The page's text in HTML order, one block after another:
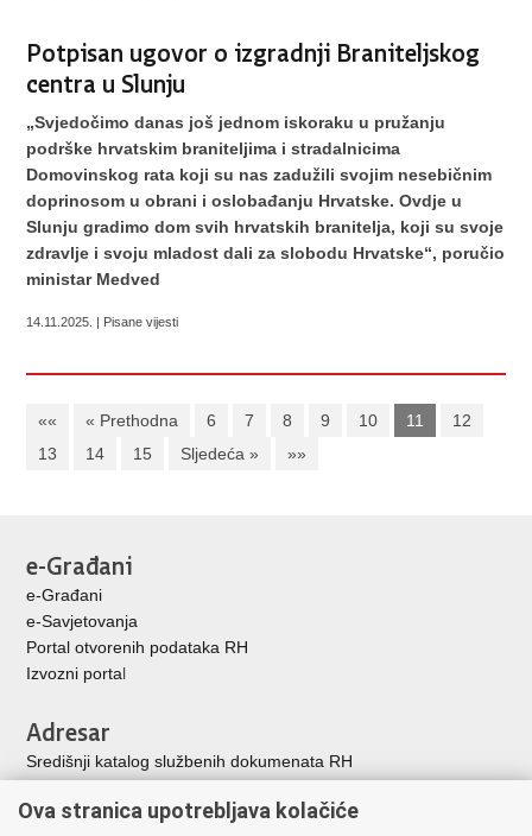
Potpisan ugovor o izgradnji Braniteljskog
centra u Slunju
„Svjedočimo danas još jednom iskoraku u pružanju
podrške hrvatskim braniteljima i stradalnicima
Domovinskog rata koji su nas zadužili svojim nesebičnim
doprinosom u obrani i oslobađanju Hrvatske. Ovdje u
Slunju gradimo dom svih hrvatskih branitelja, koji su svoje
zdravlje i svoju mladost dali za slobodu Hrvatske“, poručio
ministar Medved
14.11.2025. | Pisane vijesti
«« « Prethodna 6 7 8 9 10 11
12
13
14 15 Sljedeća » »»
e-Građani
e-Građani
e-Savjetovanja
Portal otvorenih podataka RH
Izvozni portal
Adresar
Središnji katalog službenih dokumenata RH
Adresar političkih stranaka u RH
Ova stranica upotrebljava kolačiće